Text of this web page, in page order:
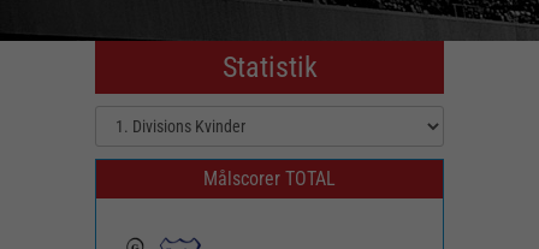
Statistik
Målscorer TOTAL